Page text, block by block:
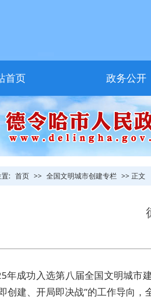
首页 政务公开
链接
: 首页 >> 全国文明城市创建专栏 >> 正文
年成功入选第八届全国文明城市
创建、开局即决战”的工作导向